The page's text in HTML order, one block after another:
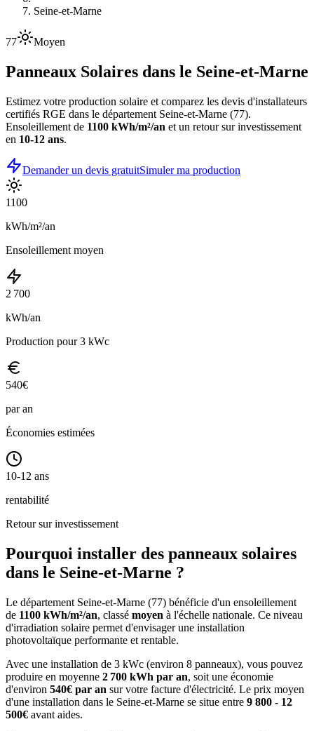
Seine-et-Marne
77 Moyen
Panneaux Solaires dans le Seine-et-Marne
Estimez votre production solaire et comparez les devis d'installateurs
certifiés RGE dans le département Seine-et-Marne (77).
Ensoleillement de 1100 kWh/m²/an et un retour sur investissement
en 10-12 ans.
Demander un devis gratuitSimuler ma production
1100
kWh/m²/an
Ensoleillement moyen
2 700
kWh/an
Production pour 3 kWc
540€
par an
Économies estimées
10-12 ans
rentabilité
Retour sur investissement
Pourquoi installer des panneaux solaires
dans le Seine-et-Marne ?
Le département Seine-et-Marne (77) bénéficie d'un ensoleillement
de 1100 kWh/m²/an, classé moyen à l'échelle nationale. Ce niveau
d'irradiation solaire permet d'envisager une installation
photovoltaïque performante et rentable.
Avec une installation de 3 kWc (environ 8 panneaux), vous pouvez
produire en moyenne 2 700 kWh par an, soit une économie
d'environ 540€ par an sur votre facture d'électricité. Le prix moyen
d'une installation dans le Seine-et-Marne se situe entre 9 800 - 12
500€ avant aides.